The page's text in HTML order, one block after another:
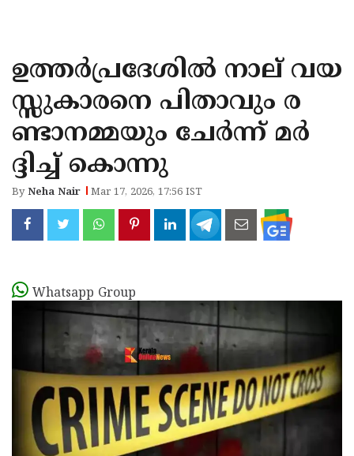
KANNUR
KASARAGOD
ഉത്തർപ്രദേശിൽ നാല് വയ
സ്സുകാരനെ പിതാവും ര
ണ്ടാനമ്മയും ചേർന്ന് മർ
ദ്ദിച്ച് കൊന്നു
ByNeha Nair Mar 17, 2026, 17:56 IST
Whatsapp Group